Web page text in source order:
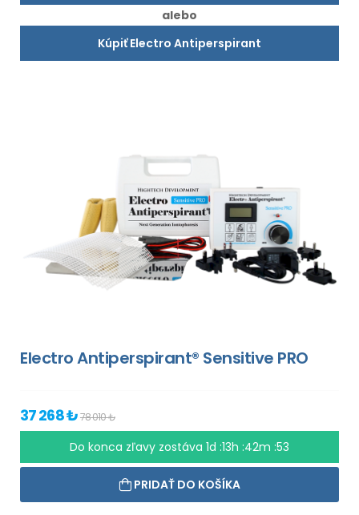
alebo
Kúpiť Electro Antiperspirant
Electro Antiperspirant® Sensitive PRO
37 268 ₺78 010 ₺
Do konca zľavy zostáva 1d :13h :42m :52
PRIDAŤ DO KOŠÍKA